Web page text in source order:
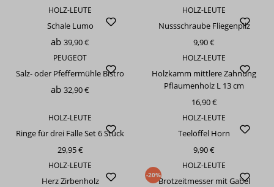
HOLZ-LEUTE
Schale Lumo
ab 39,90 €
HOLZ-LEUTE
Nussschraube Fliegenpilz
9,90 €
PEUGEOT
Salz- oder Pfeffermühle Bistro
ab 32,90 €
HOLZ-LEUTE
Holzkamm mittlere Zahnung
Pflaumenholz L 13 cm
16,90 €
HOLZ-LEUTE
Ringe für drei Fälle Set 6 Stück
29,95 €
HOLZ-LEUTE
Teelöffel Horn
9,90 €
HOLZ-LEUTE
Herz Zirbenholz
-20%
HOLZ-LEUTE
Brotzeitmesser mit Gabel